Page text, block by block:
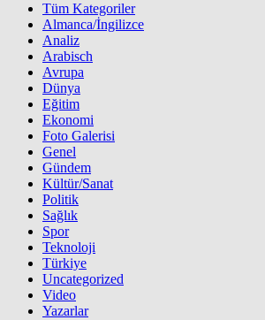
Tüm Kategoriler
Almanca/İngilizce
Analiz
Arabisch
Avrupa
Dünya
Eğitim
Ekonomi
Foto Galerisi
Genel
Gündem
Kültür/Sanat
Politik
Sağlık
Spor
Teknoloji
Türkiye
Uncategorized
Video
Yazarlar